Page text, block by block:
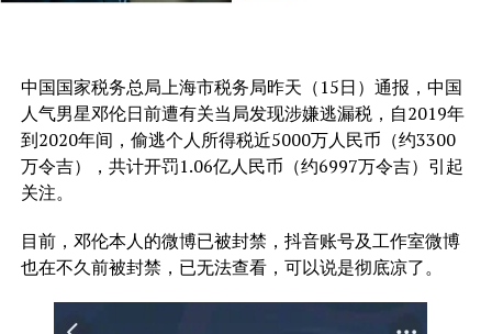
中国国家税务总局上海市税务局昨天（15日）通报，中国
人气男星邓伦日前遭有关当局发现涉嫌逃漏税，自2019年
到2020年间，偷逃个人所得税近5000万人民币（约3300
万令吉），共计开罚1.06亿人民币（约6997万令吉）引起
关注。
目前，邓伦本人的微博已被封禁，抖音账号及工作室微博
也在不久前被封禁，已无法查看，可以说是彻底凉了。